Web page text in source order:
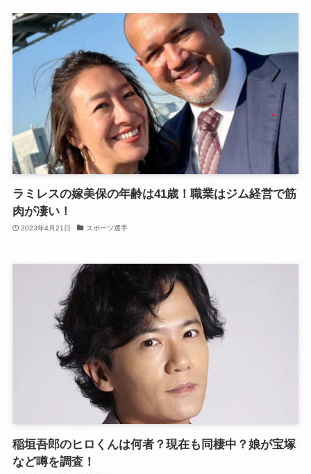
ラミレスの嫁美保の年齢は41歳！職業はジム経営で筋
肉が凄い！
2023年4月21日 スポーツ選手
稲垣吾郎のヒロくんは何者？現在も同棲中？娘が宝塚
など噂を調査！